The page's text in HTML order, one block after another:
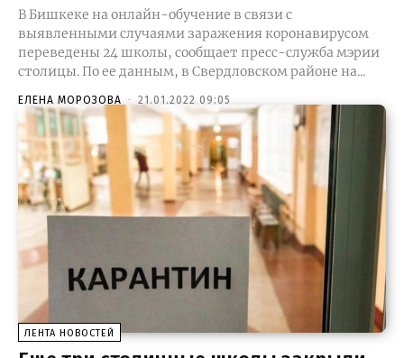
В Бишкеке на онлайн-обучение в связи с
выявленными случаями заражения коронавирусом
переведены 24 школы, сообщает пресс-служба мэрии
столицы. По ее данным, в Свердловском районе на...
ЕЛЕНА МОРОЗОВА - 21.01.2022 09:05
ЛЕНТА НОВОСТЕЙ